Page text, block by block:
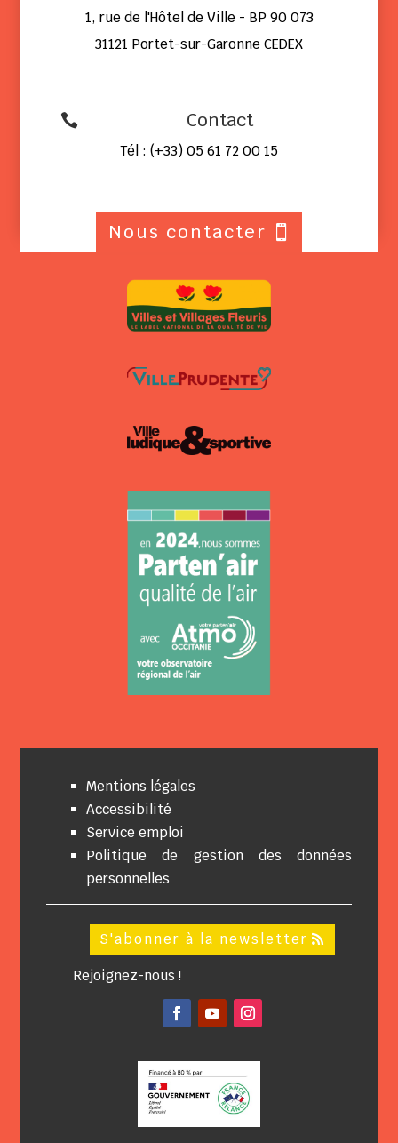
1, rue de l'Hôtel de Ville - BP 90 073
31121 Portet-sur-Garonne CEDEX
 Contact
Tél : (+33) 05 61 72 00 15
Nous contacter
Mentions légales
Accessibilité
Service emploi
Politique de gestion des données
personnelles
S'abonner à la newsletter
Rejoignez-nous !